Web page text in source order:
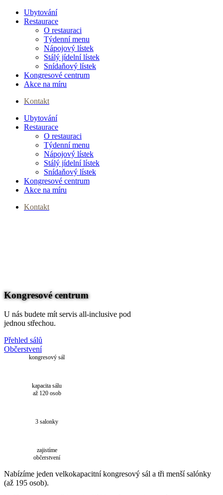
Ubytování
Restaurace
O restauraci
Týdenní menu
Nápojový lístek
Stálý jídelní lístek
Snídaňový lístek
Kongresové centrum
Akce na míru
Kontakt
Ubytování
Restaurace
O restauraci
Týdenní menu
Nápojový lístek
Stálý jídelní lístek
Snídaňový lístek
Kongresové centrum
Akce na míru
Kontakt
Kongresové centrum
U nás budete mít servis all-inclusive pod
jednou střechou.
Přehled sálů
Občerstvení
kongresový sál
kapacita sálu
až 120 osob
3 salonky
zajistíme
občerstvení
Nabízíme jeden velkokapacitní kongresový sál a tři menší salónky
(až 195 osob).